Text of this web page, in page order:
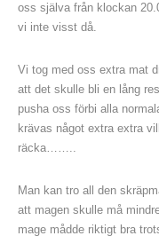
oss själva från klockan
vi inte visst då.
Vi tog med oss extra mat
att det skulle bli en lång
pusha oss förbi alla
krävas något extra extra
räcka……..
Man kan tro all den
att magen skulle må
mage mådde riktigt bra